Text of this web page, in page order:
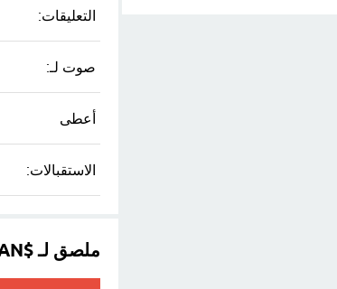
التعليقات:
صوت لـ:
أعطى
الاستقبالات:
ملصق لـ $AYMAN$